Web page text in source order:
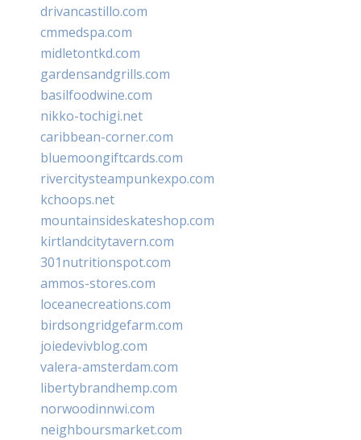
drivancastillo.com
cmmedspa.com
midletontkd.com
gardensandgrills.com
basilfoodwine.com
nikko-tochigi.net
caribbean-corner.com
bluemoongiftcards.com
rivercitysteampunkexpo.com
kchoops.net
mountainsideskateshop.com
kirtlandcitytavern.com
301nutritionspot.com
ammos-stores.com
loceanecreations.com
birdsongridgefarm.com
joiedevivblog.com
valera-amsterdam.com
libertybrandhemp.com
norwoodinnwi.com
neighboursmarket.com